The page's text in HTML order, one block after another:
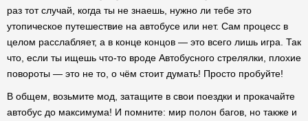
раз тот случай, когда ты не знаешь, нужно ли тебе это
утопическое путешествие на автобусе или нет. Сам процесс в
целом расслабляет, а в конце концов — это всего лишь игра. Так
что, если ты ищешь что-то вроде Автобусного стрелялки, плохие
повороты — это не то, о чём стоит думать! Просто пробуйте!
В общем, возьмите мод, затащите в свои поездки и прокачайте
автобус до максимума! И помните: мир полон багов, но также и